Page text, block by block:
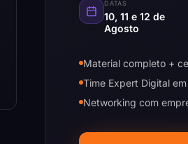
DATAS
10, 11 e 12 de
Agosto
Material completo +
Time Expert Digital
Networking com